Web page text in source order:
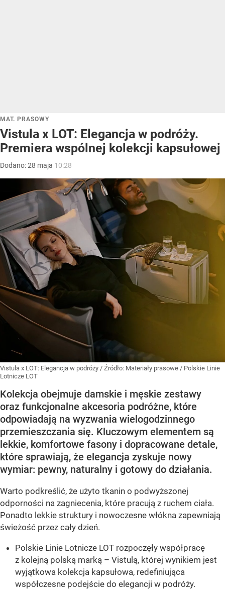
MAT. PRASOWY
Vistula x LOT: Elegancja w podróży.
Premiera wspólnej kolekcji kapsułowej
Dodano:28 maja 10:28
Vistula x LOT: Elegancja w podróży / Źródło: Materiały prasowe / Polskie Linie
Lotnicze LOT
Kolekcja obejmuje damskie i męskie zestawy
oraz funkcjonalne akcesoria podróżne, które
odpowiadają na wyzwania wielogodzinnego
przemieszczania się. Kluczowym elementem są
lekkie, komfortowe fasony i dopracowane detale,
które sprawiają, że elegancja zyskuje nowy
wymiar: pewny, naturalny i gotowy do działania.
Warto podkreślić, że użyto tkanin o podwyższonej
odporności na zagniecenia, które pracują z ruchem ciała.
Ponadto lekkie struktury i nowoczesne włókna zapewniają
świeżość przez cały dzień.
Polskie Linie Lotnicze LOT rozpoczęły współpracę
z kolejną polską marką – Vistulą, której wynikiem jest
wyjątkowa kolekcja kapsułowa, redefiniująca
współczesne podejście do elegancji w podróży.